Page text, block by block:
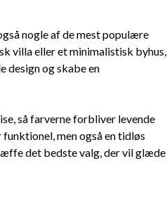
nogle af de mest populære
villa eller et minimalistisk byhus,
design og skabe en
så farverne forbliver levende
men også en tidløs
det bedste valg, der vil glæde